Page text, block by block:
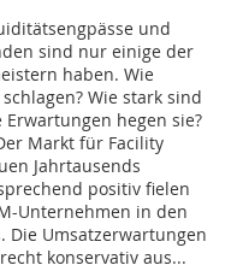
und
sind nur einige der
haben. Wie
Wie stark sind
hegen sie?
Markt für Facility
Jahrtausends
positiv fielen
Unternehmen in den
Die Umsatzerwartungen
konservativ aus...